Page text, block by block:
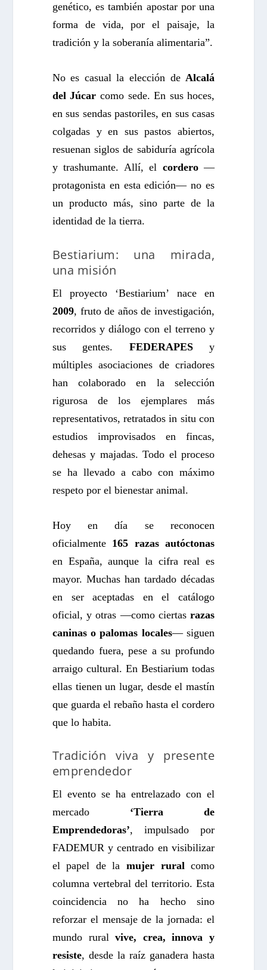
genético, es también apostar por una
forma de vida, por el paisaje, la
tradición y la soberanía alimentaria”.
No es casual la elección deAlcalá
del Júcar como sede. En sus hoces,
en sus sendas pastoriles, en sus casas
colgadas y en sus pastos abiertos,
resuenan siglos de sabiduría agrícola
y trashumante. Allí, el cordero—
protagonista en esta edición— no es
un producto más, sino parte de la
identidad de la tierra.
Bestiarium: una mirada,
una misión
El proyecto ‘Bestiarium’ nace en
2009, fruto de años de investigación,
recorridos y diálogo con el terreno y
sus gentes. FEDERAPESy
múltiples asociaciones de criadores
han colaborado en la selección
rigurosa de los ejemplares más
representativos, retratados in situ con
estudios improvisados en fincas,
dehesas y majadas. Todo el proceso
se ha llevado a cabo con máximo
respeto por el bienestar animal.
Hoy en día se reconocen
oficialmente 165 razas autóctonas
en España, aunque la cifra real es
mayor. Muchas han tardado décadas
en ser aceptadas en el catálogo
oficial, y otras —como ciertasrazas
caninas o palomas locales— siguen
quedando fuera, pese a su profundo
arraigo cultural. En Bestiarium todas
ellas tienen un lugar, desde el mastín
que guarda el rebaño hasta el cordero
que lo habita.
Tradición viva y presente
emprendedor
El evento se ha entrelazado con el
mercado ‘Tierra de
Emprendedoras’, impulsado por
FADEMUR y centrado en visibilizar
el papel de lamujer ruralcomo
columna vertebral del territorio. Esta
coincidencia no ha hecho sino
reforzar el mensaje de la jornada: el
mundo ruralvive, crea, innova y
resiste, desde la raíz ganadera hasta